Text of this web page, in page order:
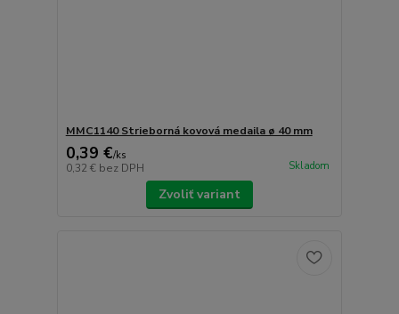
MMC1140 Strieborná kovová medaila ø 40 mm
0,39 €/ks
0,32 € bez DPH Skladom
Zvoliť variant